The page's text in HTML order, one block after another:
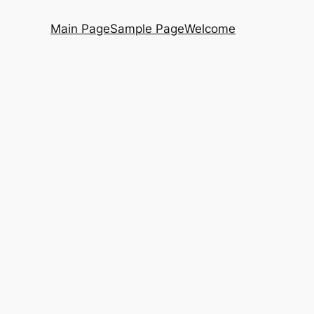
Main PageSample PageWelcome